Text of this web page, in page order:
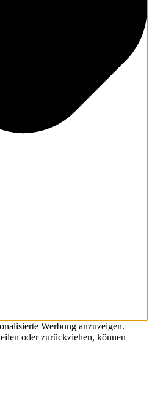
Werbung anzuzeigen.
oder zurückziehen, können